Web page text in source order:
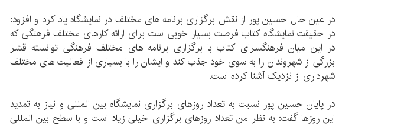
در عین حال حسین پور از نقش برگزاری برنامه های مختلف در نمایشگاه یاد کرد و افزود:
در حقیقت نمایشگاه کتاب فرصت بسیار خوبی است برای ارائه کارهای مختلف فرهنگی که
در این میان فرهنگسرای کتاب با برگزاری برنامه های مختلف فرهنگی توانسته قشر
بزرگی از شهروندان را به سوی خود جذب کند و ایشان را با بسیاری از فعالیت های مختلف
شهرداری از نزدیک آشنا کرده است.
در پایان حسین پور نسبت به تعداد روزهای برگزاری نمایشگاه بین المللی و نیاز به تمدید
این روزها گفت: به نظر من تعداد روزهای برگزاری خیلی زیاد است و با سطح بین المللی